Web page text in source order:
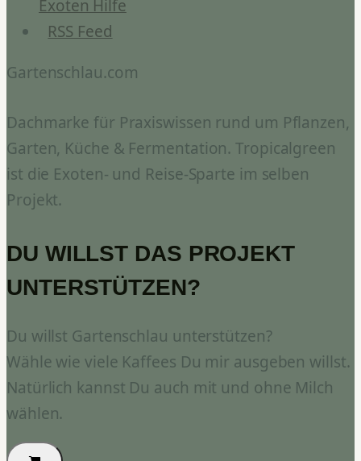
Exoten Hilfe
RSS Feed
Gartenschlau.com
Dachmarke für Praxiswissen rund um Pflanzen,
Garten, Küche & Fermentation. Tropicalgreen
ist die Exoten- und Reise-Sparte im selben
Projekt.
DU WILLST DAS PROJEKT
UNTERSTÜTZEN?
Du willst Gartenschlau unterstützen?
Wähle wie viele Kaffees Du mir ausgeben willst.
Natürlich kannst Du auch mit und ohne Milch
wählen.